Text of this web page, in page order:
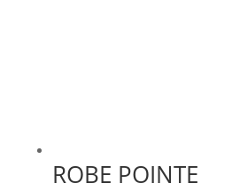
ROBE POINTE